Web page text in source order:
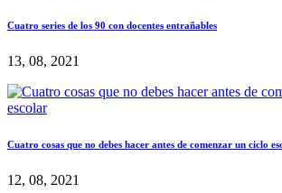
Cuatro series de los 90 con docentes entrañables
13, 08, 2021
Cuatro cosas que no debes hacer antes de comenzar un ciclo
12, 08, 2021